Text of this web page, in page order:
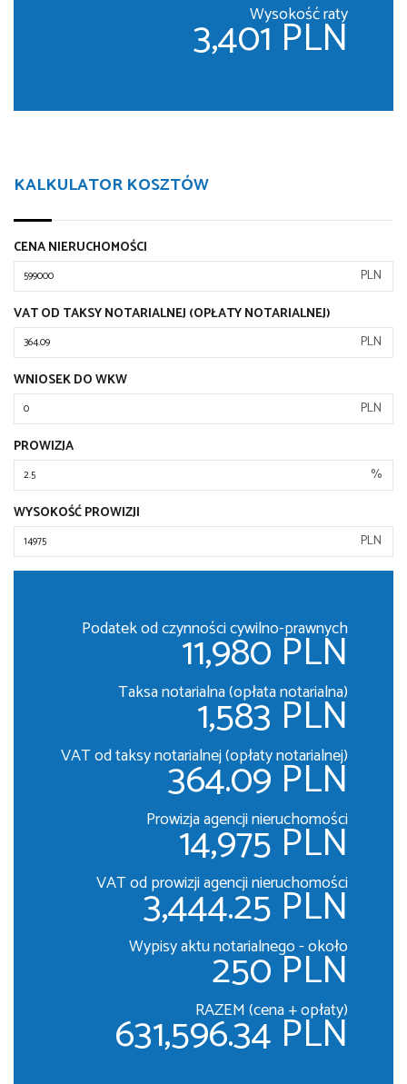
Wysokość raty
3,401 PLN
KALKULATOR KOSZTÓW
CENA NIERUCHOMOŚCI
PLN
VAT OD TAKSY NOTARIALNEJ (OPŁATY NOTARIALNEJ)
PLN
WNIOSEK DO WKW
PLN
PROWIZJA
%
WYSOKOŚĆ PROWIZJI
PLN
Podatek od czynności cywilno-prawnych
11,980 PLN
Taksa notarialna (opłata notarialna)
1,583 PLN
VAT od taksy notarialnej (opłaty notarialnej)
364.09 PLN
Prowizja agencji nieruchomości
14,975 PLN
VAT od prowizji agencji nieruchomości
3,444.25 PLN
Wypisy aktu notarialnego - około
250 PLN
RAZEM (cena + opłaty)
631,596.34 PLN